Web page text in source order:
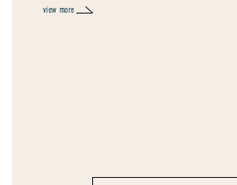
view more